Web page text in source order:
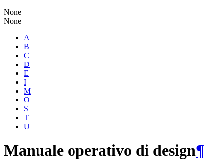
None
None
A
B
C
D
E
I
M
O
S
T
U
Manuale operativo di design¶